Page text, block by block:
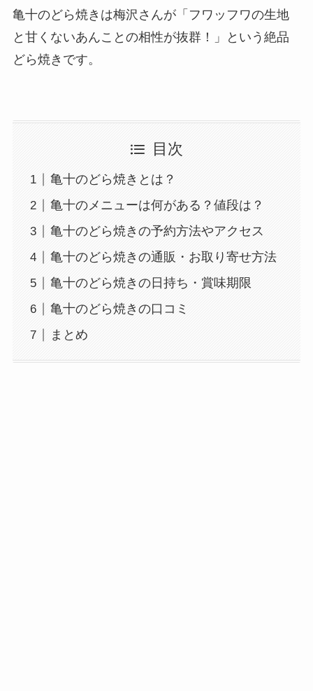
亀十のどら焼きは梅沢さんが「フワッフワの生地
と甘くないあんことの相性が抜群！」という絶品
どら焼きです。
目次
亀十のどら焼きとは？
亀十のメニューは何がある？値段は？
亀十のどら焼きの予約方法やアクセス
亀十のどら焼きの通販・お取り寄せ方法
亀十のどら焼きの日持ち・賞味期限
亀十のどら焼きの口コミ
まとめ